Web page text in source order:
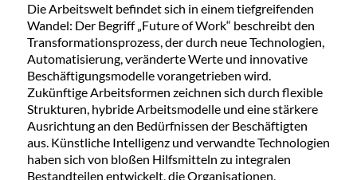
Die Arbeitswelt befindet sich in einem tiefgreifenden
Wandel: Der Begriff „Future of Work“ beschreibt den
Transformationsprozess, der durch neue Technologien,
Automatisierung, veränderte Werte und innovative
Beschäftigungsmodelle vorangetrieben wird.
Zukünftige Arbeitsformen zeichnen sich durch flexible
Strukturen, hybride Arbeitsmodelle und eine stärkere
Ausrichtung an den Bedürfnissen der Beschäftigten
aus. Künstliche Intelligenz und verwandte Technologien
haben sich von bloßen Hilfsmitteln zu integralen
Bestandteilen entwickelt, die Organisationen,